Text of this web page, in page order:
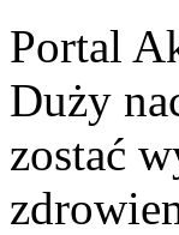
Portal
Duży
zostać